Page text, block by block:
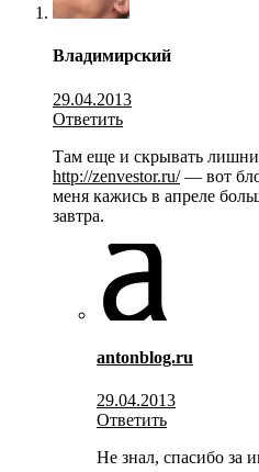
Владимирский
29.04.2013
Ответить
Там еще и скрывать
http://zenvestor.ru/— вот
меня кажись в апреле
завтра.
antonblog.ru
29.04.2013
Ответить
Не знал, спасибо за